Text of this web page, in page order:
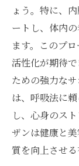
ょう。特に、
ートし、体内
ます。このプ
活性化が期待
ための強力な
は、呼吸法に
し、心身のス
ザンは健康と
質を向上させる